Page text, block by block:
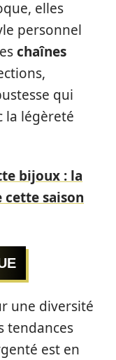
elles
personnel
chaînes
qui
la légèreté
bijoux : la
saison
une diversité
tendances
est en